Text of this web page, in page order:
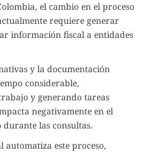
el cambio en el proceso
requiere generar
información fiscal a entidades
y la documentación
considerable,
y generando tareas
negativamente en el
durante las consultas.
este proceso,